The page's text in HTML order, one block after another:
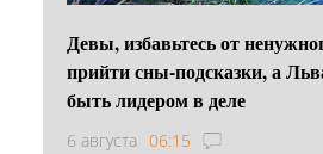
Девы, избавьтесь от
прийти сны-подсказки, а
быть лидером в деле
6 августа 06:15